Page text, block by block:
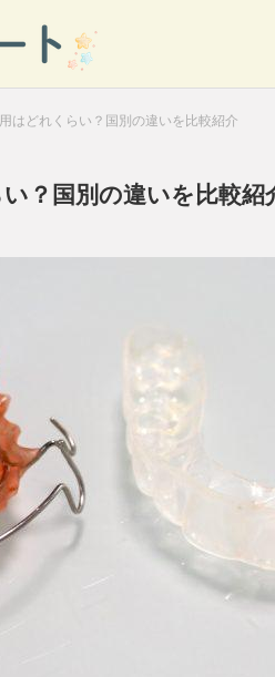
はどれくらい？国別の違いを比較紹介
？国別の違いを比較紹